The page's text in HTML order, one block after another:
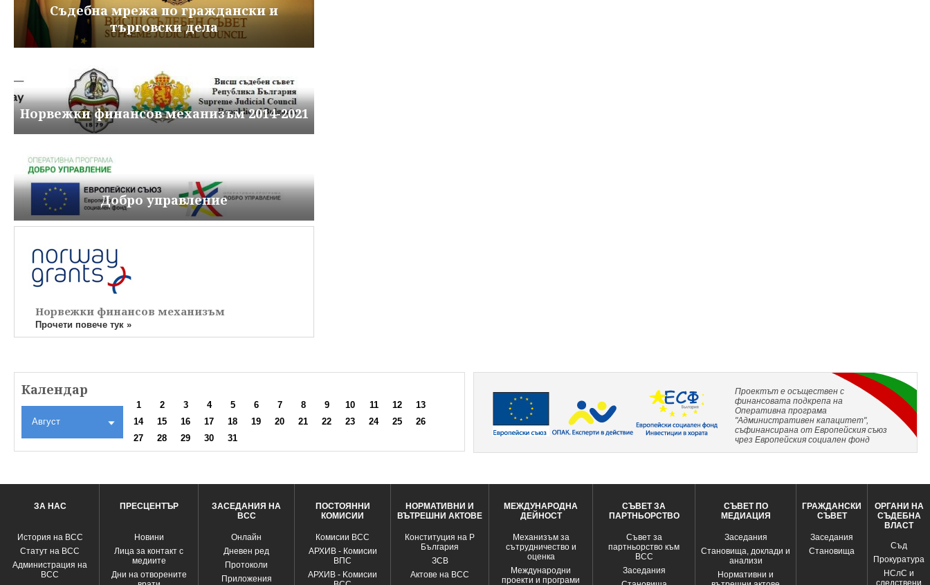
Съдебна мрежа по граждански и
търговски дела
Норвежки финансов механизъм 2014-2021
Добро управление
Норвежки финансов механизъм
Прочети повече тук »
Календар
Август
1 2 3 4 5 6 7 8 9 10 11 12
13
14
15 16 17 18 19 20 21 22 23 24 25
26
27
28 29 30 31
Проектът е осъществен с
финансовата подкрепа на
Оперативна програма
"Административен капацитет",
съфинансирана от Европейския съюз
чрез Европейския социален фонд
ЗА НАС
История на ВСС
Статут на ВСС
Администрация на
ВСС
ПРЕСЦЕНТЪР
Новини
Лица за контакт с
медиите
Дни на отворените
ЗАСЕДАНИЯ НА
ВСС
Oнлайн
Дневен ред
Протоколи
Приложения
ПОСТОЯННИ
КОМИСИИ
Комисии ВСС
АРХИВ - Комисии
ВПС
АРХИВ - Kомисии
НОРМАТИВНИ И
ВЪТРЕШНИ АКТОВЕ
Конституция на Р
България
ЗСВ
Актове на ВСС
МЕЖДУНАРОДНА
ДЕЙНОСТ
Механизъм за
сътрудничество и
оценка
Международни
проекти и програми
СЪВЕТ ЗА
ПАРТНЬОРСТВО
Съвет за
партньорство към
ВСС
Заседания
СЪВЕТ ПО
МЕДИАЦИЯ
Заседания
Становища, доклади и
анализи
Нормативни и
ГРАЖДАНСКИ
СЪВЕТ
Заседания
Становища
ОРГАНИ НА
СЪДЕБНА
ВЛАСТ
Съд
Прокуратура
НСлС и
следствени